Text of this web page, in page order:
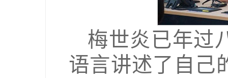
梅世炎已年过
语言讲述了自己